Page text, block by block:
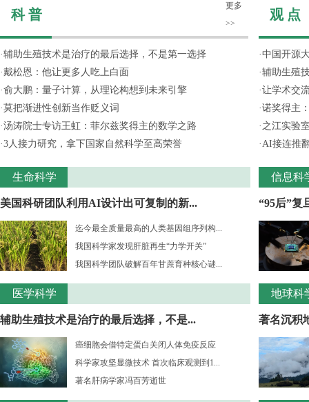
科 普
更多
>>
·辅助生殖技术是治疗的最后选择，不是第一选择
·戴松恩：他让更多人吃上白面
·俞大鹏：量子计算，从理论构想到未来引擎
·莫把渐进性创新当作贬义词
·汤涛院士专访王虹：菲尔兹奖得主的数学之路
·3人接力研究，拿下国家自然科学至高荣誉
生命科学
美国科研团队利用AI设计出可复制的新...
迄今最全质量最高的人类基因组序列构...
我国科学家发现肝脏再生“力学开关”
我国科学团队破解百年甘蔗育种核心谜...
医学科学
辅助生殖技术是治疗的最后选择，不是...
癌细胞会借特定蛋白关闭人体免疫反应
科学家攻坚显微技术 首次临床观测到1...
著名肝病学家冯百芳逝世
观 点
·中国开源
·辅助生殖
·让学术交
·诺奖得主
· 之江实验
·AI接连推
信息科
“95后”复
地球科
著名沉积